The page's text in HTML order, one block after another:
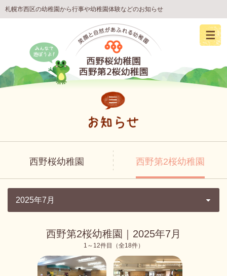
札幌市西区の幼稚園から行事や幼稚園体験などのお知らせ
西野桜幼稚園 西野第2桜幼稚園
2025年7月
西野第2桜幼稚園｜2025年7月
1～12件目（全18件）